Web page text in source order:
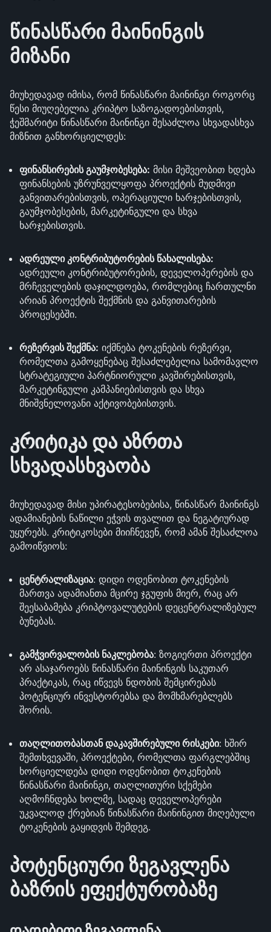
წინასწარი მაინინგის
მიზანი
მიუხედავად იმისა, რომ წინასწარი მაინინგი როგორც
წესი მიუღებელია კრიპტო საზოგადოებისთვის,
ჭეშმარიტი წინასწარი მაინინგი შესაძლოა სხვადასხვა
მიზნით განხორციელდეს:
ფინანსირების გაუმჯობესება: მისი მეშვეობით ხდება
ფინანსების უზრუნველყოფა პროექტის მუდმივი
განვითარებისთვის, ოპერაციული ხარჯებისთვის,
გაუმჯობესების, მარკეტინგული და სხვა
ხარჯებისთვის.
ადრეული კონტრიბუტორების წახალისება:
ადრეული კონტრიბუტორების, დეველოპერების და
მრჩეველების დაჯილდოება, რომლებიც ჩართულნი
არიან პროექტის შექმნის და განვითარების
პროცესებში.
რეზერვის შექმნა: იქმნება ტოკენების რეზერვი,
რომელთა გამოყენებაც შესაძლებელია სამომავლო
სტრატეგიული პარტნიორული კავშირებისთვის,
მარკეტინგული კამპანიებისთვის და სხვა
მნიშვნელოვანი აქტივობებისთვის.
კრიტიკა და აზრთა
სხვადასხვაობა
მიუხედავად მისი უპირატესობებისა, წინასწარ მაინინგს
ადამიანების ნაწილი ეჭვის თვალით და ნეგატიურად
უყურებს. კრიტიკოსები მიიჩნევენ, რომ ამან შესაძლოა
გამოიწვიოს:
ცენტრალიზაცია: დიდი ოდენობით ტოკენების
მართვა ადამიანთა მცირე ჯგუფის მიერ, რაც არ
შეესაბამება კრიპტოვალუტების დეცენტრალიზებულ
ბუნებას.
გამჭვირვალობის ნაკლებობა: ზოგიერთი პროექტი
არ ასაჯაროებს წინასწარი მაინინგის საკუთარ
პრაქტიკას, რაც იწვევს ნდობის შემცირებას
პოტენციურ ინვესტორებსა და მომხმარებლებს
შორის.
თაღლითობასთან დაკავშირებული რისკები: ხშირ
შემთხვევაში, პროექტები, რომელთა ფარგლებშიც
ხორციელდება დიდი ოდენობით ტოკენების
წინასწარი მაინინგი, თაღლითური სქემები
აღმოჩნდება ხოლმე, სადაც დეველოპერები
უკვალოდ ქრებიან წინასწარი მაინინგით მიღებული
ტოკენების გაყიდვის შემდეგ.
პოტენციური ზეგავლენა
ბაზრის ეფექტურობაზე